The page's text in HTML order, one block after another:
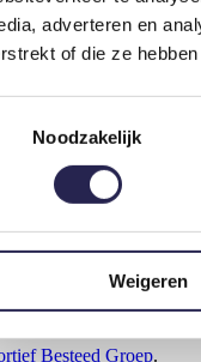
adverteren en
of die ze
Noodzakelijk
Weigeren
ander.
Beweegt?Klik
Besteed Groep.